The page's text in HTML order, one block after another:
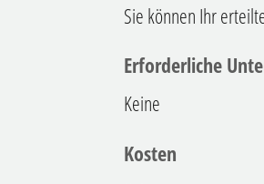
Sie können Ihr
Erforderliche
Keine
Kosten